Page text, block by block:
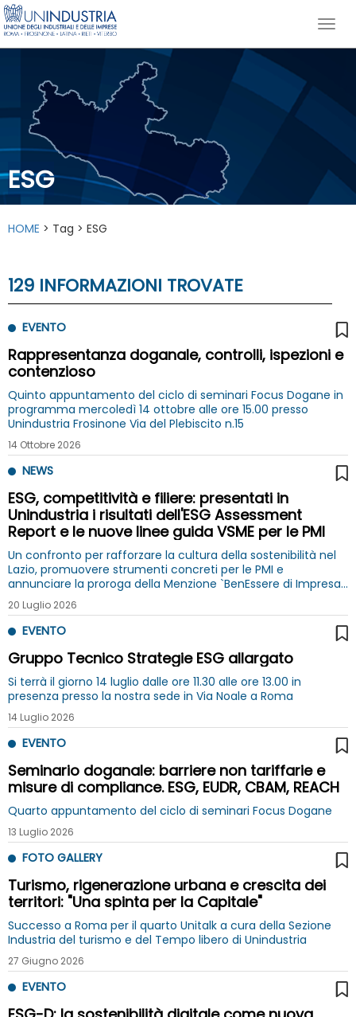
ESG
HOME > Tag > ESG
129 INFORMAZIONI TROVATE
EVENTO
Rappresentanza doganale, controlli, ispezioni e
contenzioso
Quinto appuntamento del ciclo di seminari Focus Dogane in
programma mercoledì 14 ottobre alle ore 15.00 presso
Unindustria Frosinone Via del Plebiscito n.15
14 Ottobre 2026
NEWS
ESG, competitività e filiere: presentati in
Unindustria i risultati dell'ESG Assessment
Report e le nuove linee guida VSME per le PMI
Un confronto per rafforzare la cultura della sostenibilità nel
Lazio, promuovere strumenti concreti per le PMI e
annunciare la proroga della Menzione `BenEssere di Impresa`
fino al 31 luglio 2026
20 Luglio 2026
EVENTO
Gruppo Tecnico Strategie ESG allargato
Si terrà il giorno 14 luglio dalle ore 11.30 alle ore 13.00 in
presenza presso la nostra sede in Via Noale a Roma
14 Luglio 2026
EVENTO
Seminario doganale: barriere non tariffarie e
misure di compliance. ESG, EUDR, CBAM, REACH
Quarto appuntamento del ciclo di seminari Focus Dogane
13 Luglio 2026
FOTO GALLERY
Turismo, rigenerazione urbana e crescita dei
territori: "Una spinta per la Capitale"
Successo a Roma per il quarto Unitalk a cura della Sezione
Industria del turismo e del Tempo libero di Unindustria
27 Giugno 2026
EVENTO